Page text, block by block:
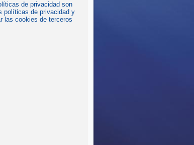
de privacidad son
políticas de privacidad y
las cookies de terceros